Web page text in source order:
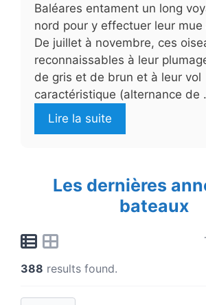
Baléares entament un long
nord pour y effectuer leur mue
De juillet à novembre, ces
reconnaissables à leur
de gris et de brun et à leur vol
caractéristique (alternance de
Lire la suite
Les dernières
bateaux
388 results found.